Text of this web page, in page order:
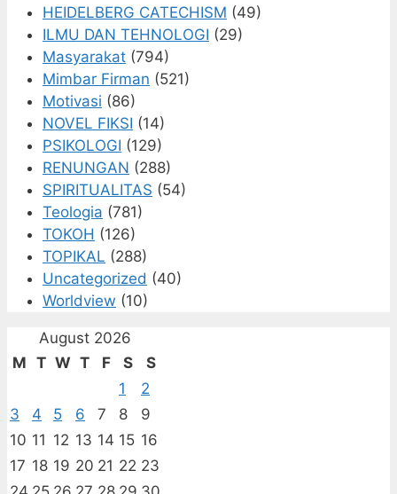
HEIDELBERG CATECHISM (49)
ILMU DAN TEHNOLOGI (29)
Masyarakat (794)
Mimbar Firman (521)
Motivasi (86)
NOVEL FIKSI (14)
PSIKOLOGI (129)
RENUNGAN (288)
SPIRITUALITAS (54)
Teologia (781)
TOKOH (126)
TOPIKAL (288)
Uncategorized (40)
Worldview (10)
August 2026
M T W T F S
S
1
2
3
4 5 6 7 8
9
10 11 12 13 14 15 16
17 18 19 20 21 22 23